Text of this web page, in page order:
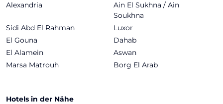
Alexandria
Ain El Sukhna / Ain
Soukhna
Sidi Abd El Rahman
Luxor
El Gouna
Dahab
El Alamein
Aswan
Marsa Matrouh
Borg El Arab
Hotels in der Nähe